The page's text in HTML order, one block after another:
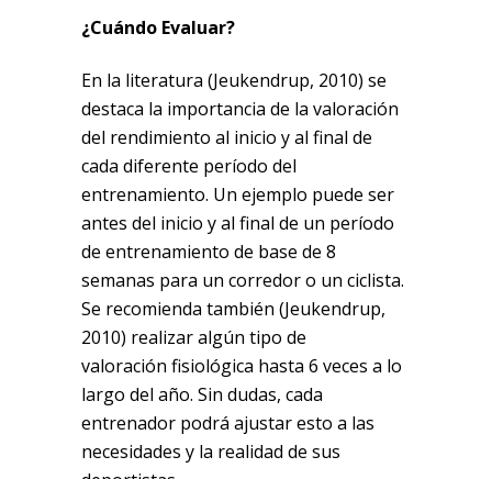
¿Cuándo Evaluar?
En la literatura (Jeukendrup, 2010) se
destaca la importancia de la valoración
del rendimiento al inicio y al final de
cada diferente período del
entrenamiento. Un ejemplo puede ser
antes del inicio y al final de un período
de entrenamiento de base de 8
semanas para un corredor o un ciclista.
Se recomienda también (Jeukendrup,
2010) realizar algún tipo de
valoración fisiológica hasta 6 veces a lo
largo del año. Sin dudas, cada
entrenador podrá ajustar esto a las
necesidades y la realidad de sus